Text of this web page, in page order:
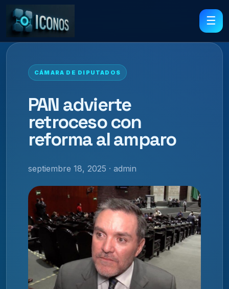
☰
CÁMARA DE DIPUTADOS
PAN advierte
retroceso con
reforma al amparo
septiembre 18, 2025 · admin